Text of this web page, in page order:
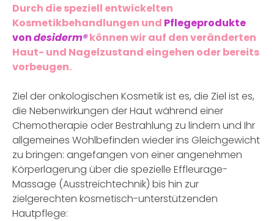
Durch die speziell entwickelten
Kosmetikbehandlungen und Pflegeprodukte
vondesiderm®können wir auf den veränderten
Haut- und Nagelzustand eingehen oder bereits
vorbeugen.
Ziel der onkologischen Kosmetik ist es, die Ziel ist es,
die Nebenwirkungen der Haut während einer
Chemotherapie oder Bestrahlung zu lindern und Ihr
allgemeines Wohlbefinden wieder ins Gleichgewicht
zu bringen: angefangen von einer angenehmen
Körperlagerung über die spezielle Effleurage-
Massage (Ausstreichtechnik) bis hin zur
zielgerechten kosmetisch-unterstützenden
Hautpflege: